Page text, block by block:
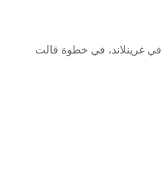
غرينلاند، في خطوة قالت